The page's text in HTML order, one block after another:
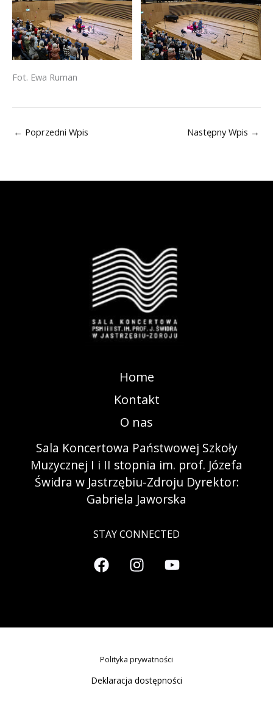
Fot. Ewa Ruman
← Poprzedni Wpis Następny Wpis →
Home
Kontakt
O nas
Sala Koncertowa Państwowej Szkoły
Muzycznej I i II stopnia im. prof. Józefa
Świdra w Jastrzębiu-Zdroju Dyrektor:
Gabriela Jaworska
STAY CONNECTED
Polityka prywatności
Deklaracja dostępności